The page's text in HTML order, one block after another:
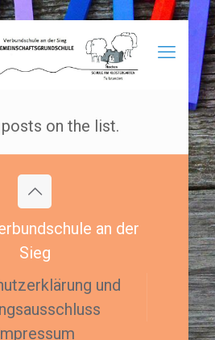
on the list.
an der
Sieg
und